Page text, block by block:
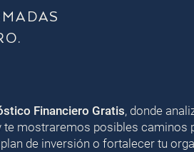
Financiero Gratis, donde
te mostraremos posibles caminos
de inversión o fortalecer tu